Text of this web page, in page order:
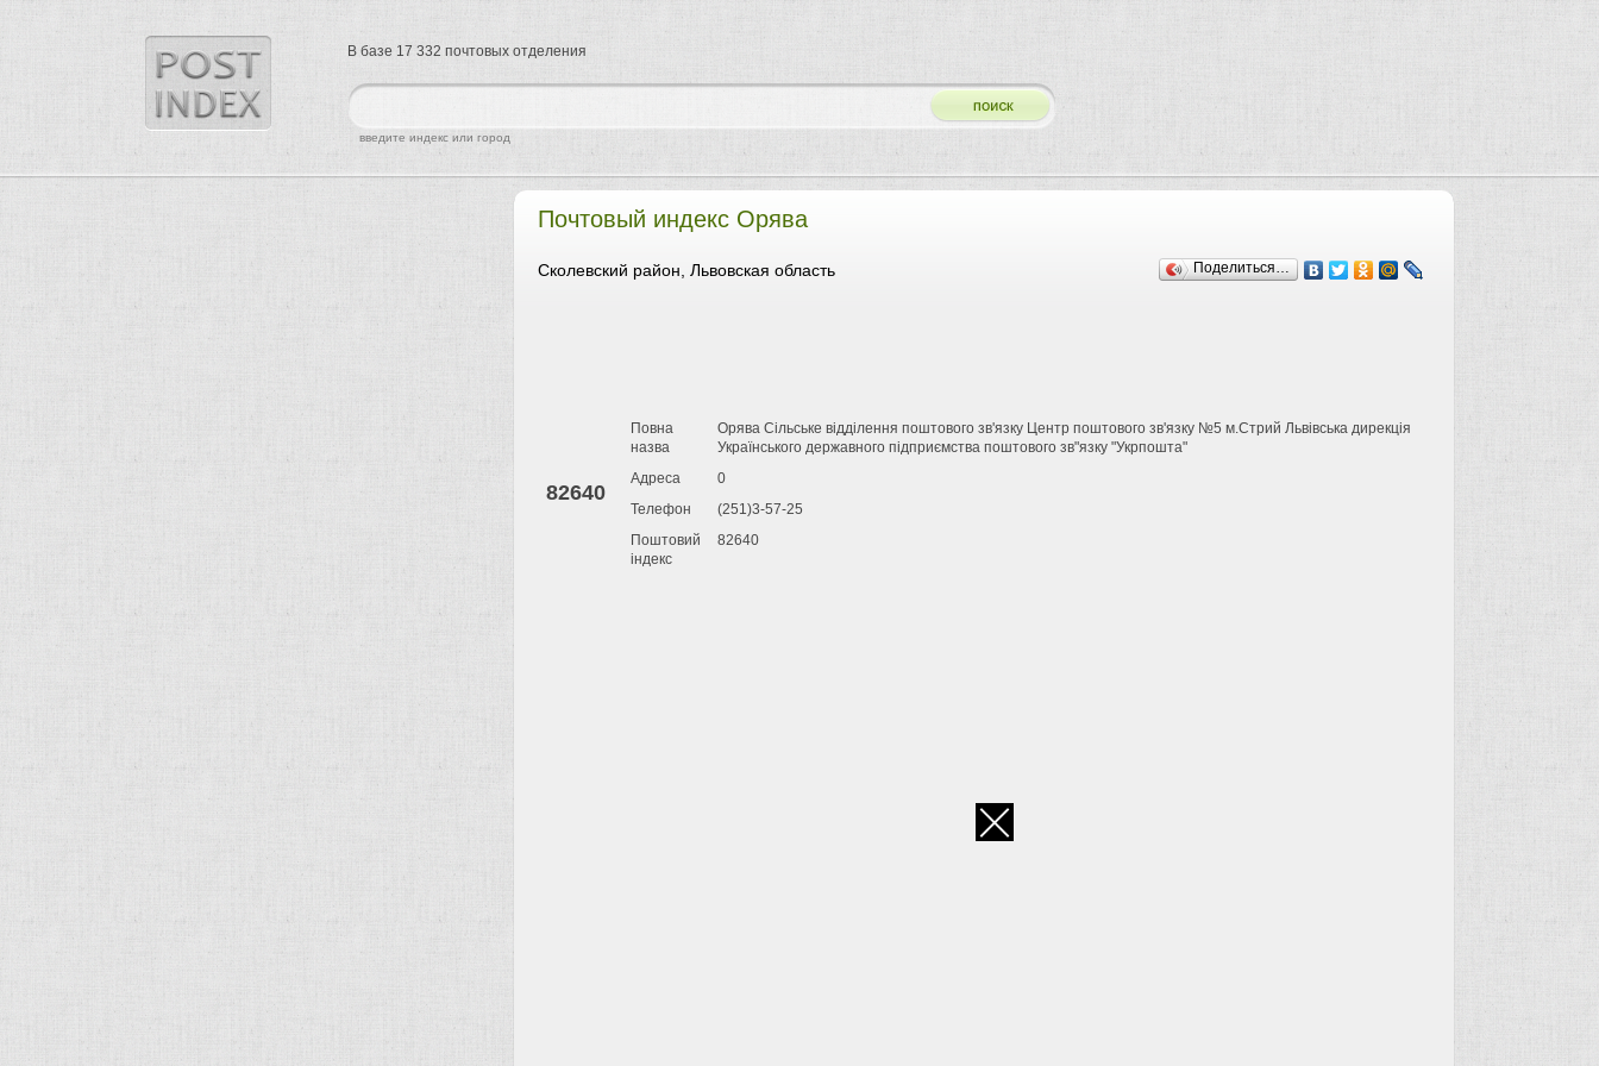
Почтовый индекс Орява
Поделиться…
Сколевский район, Львовская область
82640
Повна
назва
Орява Сільське відділення поштового зв'язку Центр поштового зв'язку №5 м.Стрий Львівська дирекція
Українського державного підприємства поштового зв"язку "Укрпошта"
Адреса
0
Телефон
(251)3-57-25
Поштовий
індекс
82640
найти
введите индекс или город
В базе 17 332 почтовых отделения